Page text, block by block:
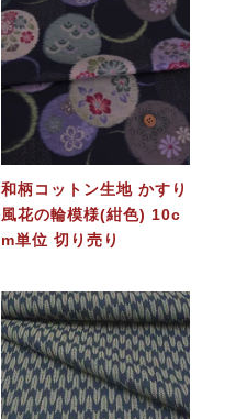
和柄コットン生地 かすり
風花の輪模様(紺色) 10c
m単位 切り売り